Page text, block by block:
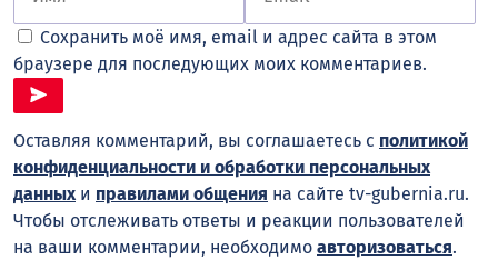
Сохранить моё имя, email и адрес сайта в этом
браузере для последующих моих комментариев.
Оставляя комментарий, вы соглашаетесь с политикой
конфиденциальности и обработки персональных
данных и правилами общения на сайте tv-gubernia.ru.
Чтобы отслеживать ответы и реакции пользователей
на ваши комментарии, необходимо авторизоваться.